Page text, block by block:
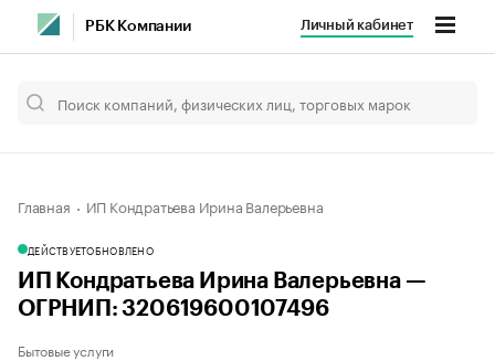
РБК Компании Личный кабинет
Главная ИП Кондратьева Ирина Валерьевна
ДЕЙСТВУЕТОБНОВЛЕНО
ИП Кондратьева Ирина Валерьевна —
ОГРНИП: 320619600107496
Бытовые услуги